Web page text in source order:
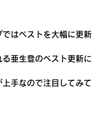
はベストを大幅に更新
亜生登のベスト更新に
手なので注目してみて